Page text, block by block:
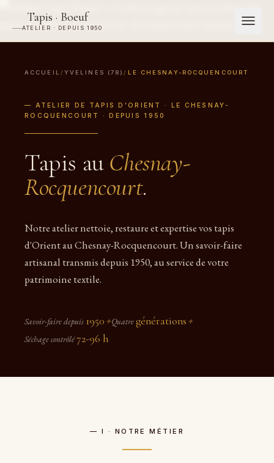
Tapis · Boeuf
ATELIER · DEPUIS 1950
ACCUEIL / YVELINES (78) / LE CHESNAY-ROCQUENCOURT
— ATELIER DE TAPIS D'ORIENT · LE CHESNAY-
ROCQUENCOURT · DEPUIS 1950
Tapis au Chesnay-
Rocquencourt.
Notre atelier nettoie, restaure et expertise vos tapis
d'Orient au Chesnay-Rocquencourt. Un savoir-faire
artisanal transmis depuis 1950, au service de votre
patrimoine textile.
Savoir-faire depuis 1950 ✦Quatre générations ✦
Séchage contrôlé72-96 h
— I · NOTRE MÉTIER